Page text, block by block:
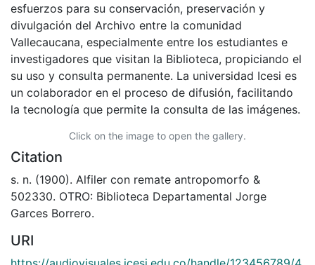
esfuerzos para su conservación, preservación y
divulgación del Archivo entre la comunidad
Vallecaucana, especialmente entre los estudiantes e
investigadores que visitan la Biblioteca, propiciando el
su uso y consulta permanente. La universidad Icesi es
un colaborador en el proceso de difusión, facilitando
la tecnología que permite la consulta de las imágenes.
Click on the image to open the gallery.
Citation
s. n. (1900). Alfiler con remate antropomorfo &
502330. OTRO: Biblioteca Departamental Jorge
Garces Borrero.
URI